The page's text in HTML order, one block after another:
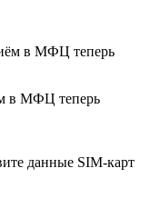
в МФЦ теперь